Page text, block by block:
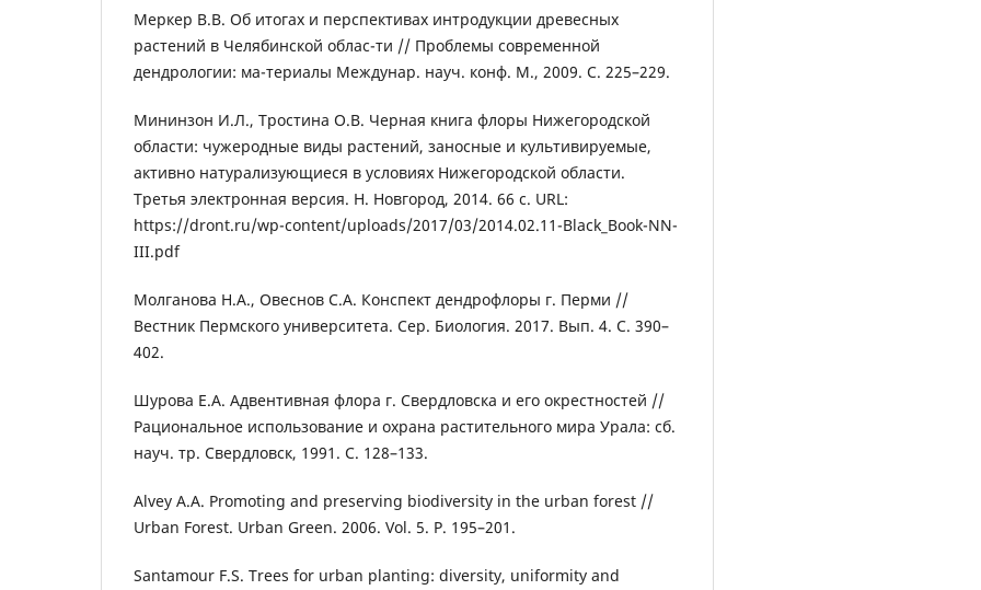
Меркер В.В. Об итогах и перспективах интродукции древесных
растений в Челябинской облас-ти // Проблемы современной
дендрологии: ма-териалы Междунар. науч. конф. М., 2009. С. 225–229.
Mининзон И.Л., Тростина О.В. Черная книга флоры Нижегородской
области: чужеродные виды растений, заносные и культивируемые,
активно натурализующиеся в условиях Нижегородской области.
Третья электронная версия. Н. Новгород, 2014. 66 с. URL:
https://dront.ru/wp-content/uploads/2017/03/2014.02.11-Black_Book-NN-
III.pdf
Молганова Н.А., Овеснов С.А. Конспект дендрофлоры г. Перми //
Вестник Пермского университета. Сер. Биология. 2017. Вып. 4. С. 390–
402.
Шурова Е.А. Адвентивная флора г. Свердловска и его окрестностей //
Рациональное использование и охрана растительного мира Урала: сб.
науч. тр. Свердловск, 1991. С. 128–133.
Alvey A.A. Promoting and preserving biodiversity in the urban forest //
Urban Forest. Urban Green. 2006. Vol. 5. P. 195–201.
Santamour F.S. Trees for urban planting: diversity, uniformity and